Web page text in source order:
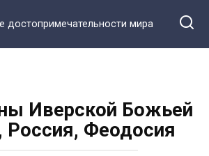
достопримечательности мира
Иверской Божьей
Россия, Феодосия